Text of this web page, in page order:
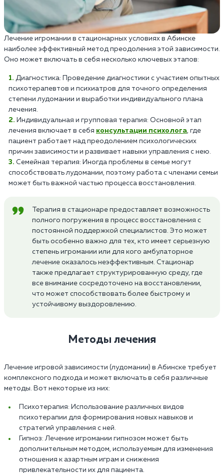
Лечение игромании в стационарных условиях в Абинске
наиболее эффективный метод преодоления этой зависимости.
Оно может включать в себя несколько ключевых этапов:
Диагностика: Проведение диагностики с участием опытных
психотерапевтов и психиатров для точного определения
степени лудомании и выработки индивидуального плана
лечения.
Индивидуальная и групповая терапия: Основной этап
лечения включает в себя консультации психолога, где
пациент работает над преодолением психологических
причин зависимости и развивает навыки управления с нею.
Семейная терапия: Иногда проблемы в семье могут
способствовать лудомании, поэтому работа с членами семьи
может быть важной частью процесса восстановления.
Терапия в стационаре предоставляет возможность
полного погружения в процесс восстановления с
постоянной поддержкой специалистов. Это может
быть особенно важно для тех, кто имеет серьезную
степень игромании или для кого амбулаторное
лечение оказалось неэффективным. Стационар
также предлагает структурированную среду, где
все внимание сосредоточено на восстановлении,
что может способствовать более быстрому и
устойчивому выздоровлению.
Методы лечения
Лечение игровой зависимости (лудомании) в Абинске требует
комплексного подхода и может включать в себя различные
методы. Вот некоторые из них:
Психотерапия: Использование различных видов
психотерапии для формирования новых навыков и
стратегий управления с ней.
Гипноз: Лечение игромании гипнозом может быть
дополнительным методом, используемым для изменения
отношения к азартным играм и снижения
привлекательности их для пациента.